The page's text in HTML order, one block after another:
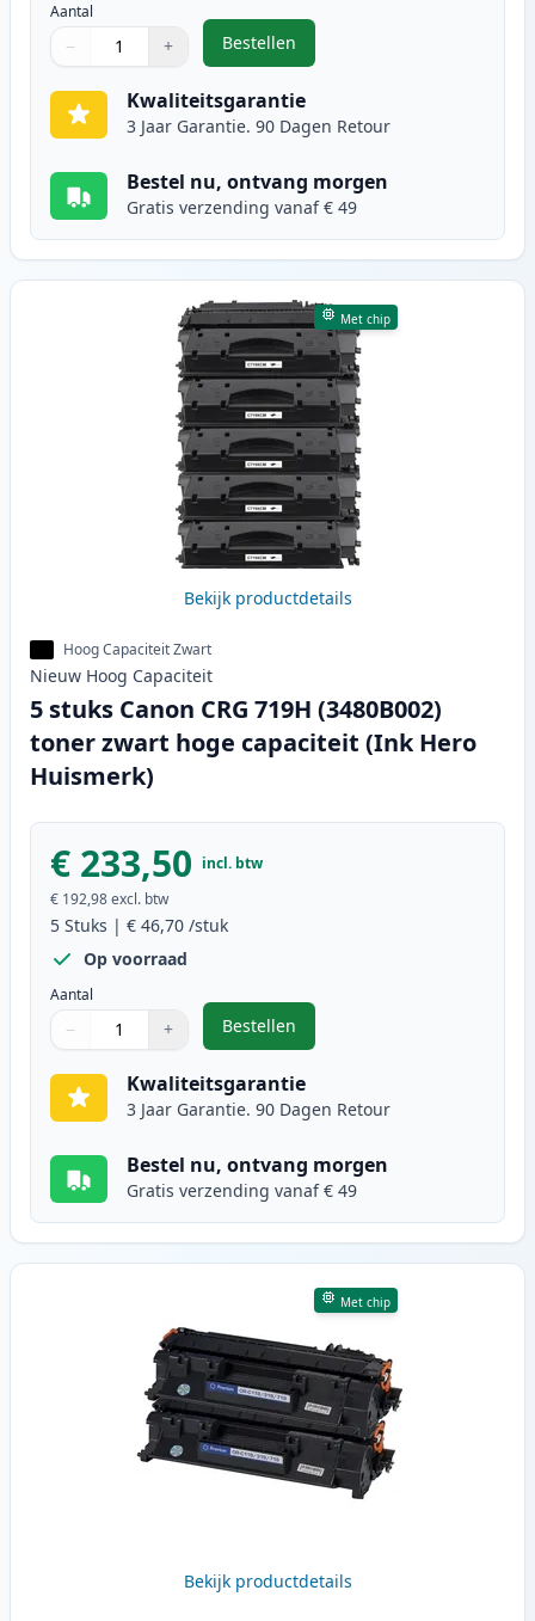
Aantal
Gebruik de knoppen om aan te passen
− +
1
Bestellen
,5 stuks Canon 719 toner zwart
Kwaliteitsgarantie
3 Jaar Garantie. 90 Dagen Retour
Bestel nu, ontvang morgen
Gratis verzending vanaf € 49
Met chip
Bekijk productdetails
Hoog Capaciteit Zwart
Nieuw Hoog Capaciteit
5 stuks Canon CRG 719H (3480B002)
toner zwart hoge capaciteit (Ink Hero
Huismerk)
€ 233,50 incl. btw
€ 192,98excl. btw
5 Stuks | € 46,70 /stuk
Op voorraad
Aantal
Gebruik de knoppen om aan te passen
− +
1
Bestellen
,5 stuks Canon CRG 719H
Kwaliteitsgarantie
3 Jaar Garantie. 90 Dagen Retour
Bestel nu, ontvang morgen
Gratis verzending vanaf € 49
Met chip
Bekijk productdetails